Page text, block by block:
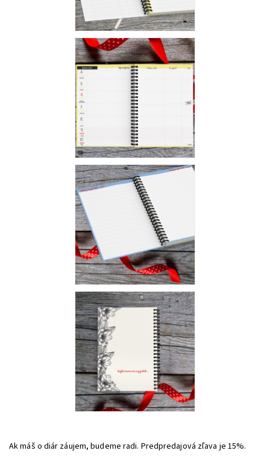
Ak máš o diár záujem, budeme radi. Predpredajová zľava je 15%.